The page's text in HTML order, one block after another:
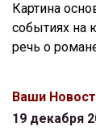
Картина
событиях на
речь о
Ваши
19 декабря